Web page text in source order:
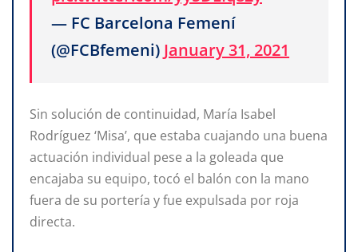
— FC Barcelona Femení
(@FCBfemeni) January 31, 2021
Sin solución de continuidad, María Isabel
Rodríguez ‘Misa’, que estaba cuajando una buena
actuación individual pese a la goleada que
encajaba su equipo, tocó el balón con la mano
fuera de su portería y fue expulsada por roja
directa.